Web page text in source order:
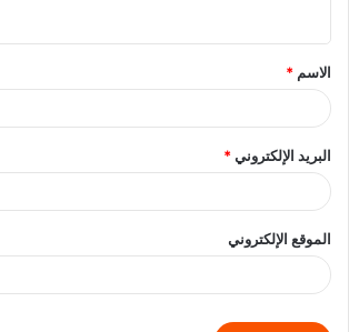
الاسم *
البريد الإلكتروني*
الموقع الإلكتروني